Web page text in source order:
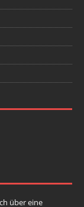
über eine